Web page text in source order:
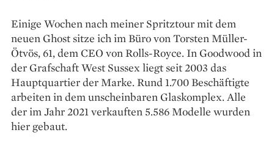
Einige Wochen nach meiner Spritztour mit dem
neuen Ghost sitze ich im Büro von Torsten Müller-
Ötvös, 61, dem CEO von Rolls-Royce. In Goodwood in
der Grafschaft West Sussex liegt seit 2003 das
Hauptquartier der Marke. Rund 1.700 Beschäftigte
arbeiten in dem unscheinbaren Glaskomplex. Alle
der im Jahr 2021 verkauften 5.586 Modelle wurden
hier gebaut.